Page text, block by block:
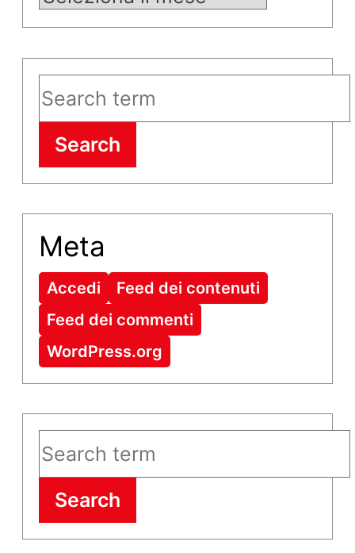
Search
Meta
Accedi
Feed dei contenuti
Feed dei commenti
WordPress.org
Search